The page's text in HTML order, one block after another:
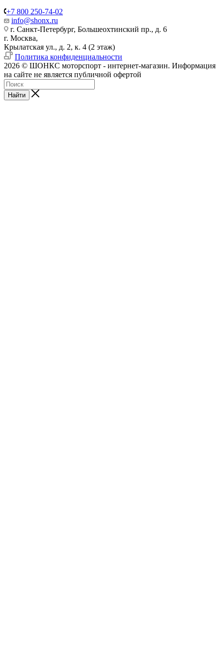
+7 800 250-74-02
info@shonx.ru
г. Санкт-Петербург, Большеохтинский пр., д. 6
г. Москва,
Крылатская ул., д. 2, к. 4 (2 этаж)
Политика конфиденциальности
2026 © ШОНКС моторспорт - интернет-магазин. Информация
на сайте не является публичной офертой
Найти